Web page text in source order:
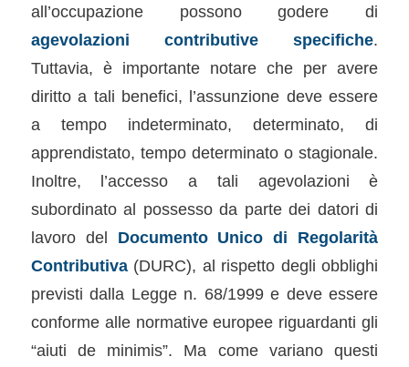
all’occupazione possono godere di
agevolazioni contributive specifiche.
Tuttavia, è importante notare che per avere
diritto a tali benefici, l’assunzione deve essere
a tempo indeterminato, determinato, di
apprendistato, tempo determinato o stagionale.
Inoltre, l’accesso a tali agevolazioni è
subordinato al possesso da parte dei datori di
lavoro del Documento Unico di Regolarità
Contributiva(DURC), al rispetto degli obblighi
previsti dalla Legge n. 68/1999 e deve essere
conforme alle normative europee riguardanti gli
“aiuti de minimis”. Ma come variano questi